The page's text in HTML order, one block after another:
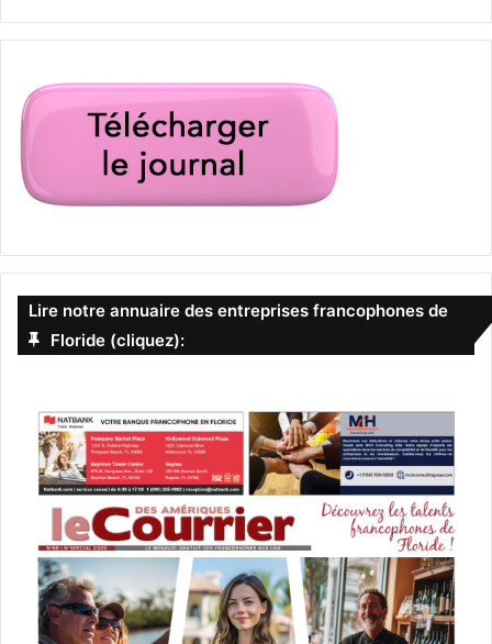
Lire notre annuaire des entreprises francophones de
Floride (cliquez):